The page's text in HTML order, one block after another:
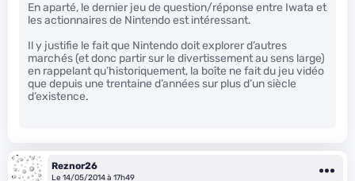
En aparté, le dernier jeu de question/réponse entre Iwata et
les actionnaires de Nintendo est intéressant.
Il y justifie le fait que Nintendo doit explorer d’autres
marchés (et donc partir sur le divertissement au sens large)
en rappelant qu’historiquement, la boîte ne fait du jeu vidéo
que depuis une trentaine d’années sur plus d’un siècle
d’existence.
Reznor26
Le 14/05/2014 à 17h49